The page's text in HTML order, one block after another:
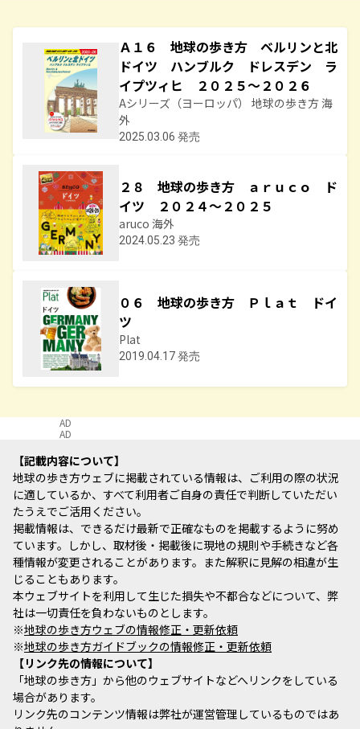
Ａ１６ 地球の歩き方 ベルリンと北
ドイツ ハンブルク ドレスデン ラ
イプツィヒ ２０２５～２０２６
Aシリーズ（ヨーロッパ） 地球の歩き方 海
外
2025.03.06 発売
２８ 地球の歩き方 ａｒｕｃｏ ド
イツ ２０２４～２０２５
aruco 海外
2024.05.23 発売
０６ 地球の歩き方 Ｐｌａｔ ドイ
ツ
Plat
2019.04.17 発売
AD
AD
記載内容について
地球の歩き方ウェブに掲載されている情報は、ご利用の際の状況
に適しているか、すべて利用者ご自身の責任で判断していただい
たうえでご活用ください。
掲載情報は、できるだけ最新で正確なものを掲載するように努め
ています。しかし、取材後・掲載後に現地の規則や手続きなど各
種情報が変更されることがあります。また解釈に見解の相違が生
じることもあります。
本ウェブサイトを利用して生じた損失や不都合などについて、弊
社は一切責任を負わないものとします。
※地球の歩き方ウェブの情報修正・更新依頼
※地球の歩き方ガイドブックの情報修正・更新依頼
リンク先の情報について
「地球の歩き方」から他のウェブサイトなどへリンクをしている
場合があります。
リンク先のコンテンツ情報は弊社が運営管理しているものではあ